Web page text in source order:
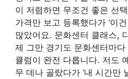
이 저렴하면 무조건 좋은 선
가격만 보고 등록했다가 ‘이
많았어요. 문화센터 클래스,
제 그만 경기도 문화센터마
큘럼이 완전 다릅니다. 저도
무 데나 골랐다가 ‘내 시간만